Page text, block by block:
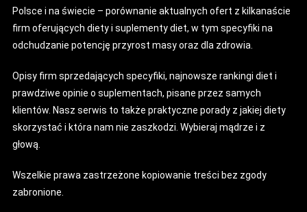
Polsce i na świecie – porównanie aktualnych ofert z kilkanaście
firm oferujących diety i suplementy diet, w tym specyfiki na
odchudzanie potencję przyrost masy oraz dla zdrowia.
Opisy firm sprzedających specyfiki, najnowsze rankingi diet i
prawdziwe opinie o suplementach, pisane przez samych
klientów. Nasz serwis to także praktyczne porady z jakiej diety
skorzystać i która nam nie zaszkodzi. Wybieraj mądrze i z
głową.
Wszelkie prawa zastrzeżone kopiowanie treści bez zgody
zabronione.